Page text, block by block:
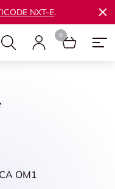
NXT-E.
OM1